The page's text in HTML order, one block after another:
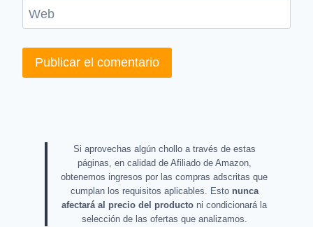
Web
Si aprovechas algún chollo a través de estas
páginas, en calidad de Afiliado de Amazon,
obtenemos ingresos por las compras adscritas que
cumplan los requisitos aplicables. Esto nunca
afectará al precio del producto ni condicionará la
selección de las ofertas que analizamos.